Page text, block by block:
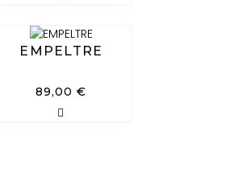
EMPELTRE
89,00€